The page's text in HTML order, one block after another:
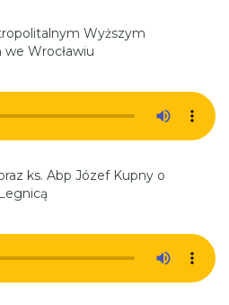
Wyższym
Wrocławiu
ks. Abp Józef Kupny o